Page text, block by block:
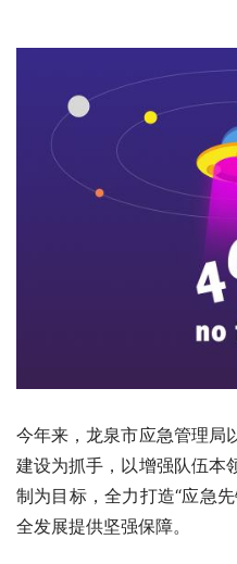
今年来，龙泉市应急管理局
建设为抓手，以增强队伍本
制为目标，全力打造“应急
全发展提供坚强保障。